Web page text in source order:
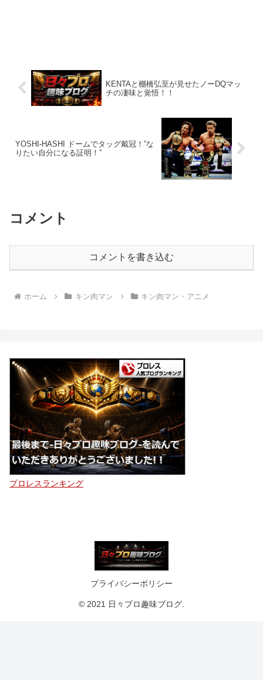
KENTAと棚橋弘至が見せたノーDQマッ
チの凄味と覚悟！！
YOSHI-HASHI ドームでタッグ戴冠！”な
りたい自分になる証明！”
コメント
コメントを書き込む
ホーム キン肉マン キン肉マン・アニメ
プロレスランキング
プライバシーポリシー
© 2021 日々プロ趣味ブログ.